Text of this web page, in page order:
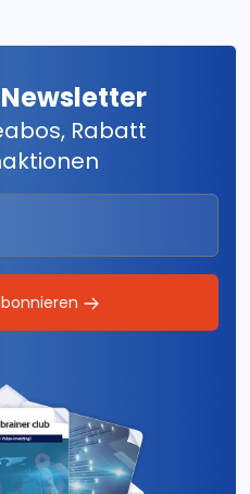
Rabatt